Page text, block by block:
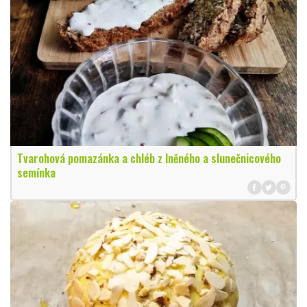
Tvarohová pomazánka a chléb z lněného a slunečnicového
semínka